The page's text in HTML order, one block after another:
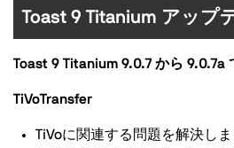
り
Toast 9 Titanium アップ
Toast 9 Titanium 9.0.7 から 9.0.7a
TiVoTransfer
TiVoに関連する問題を解決しま